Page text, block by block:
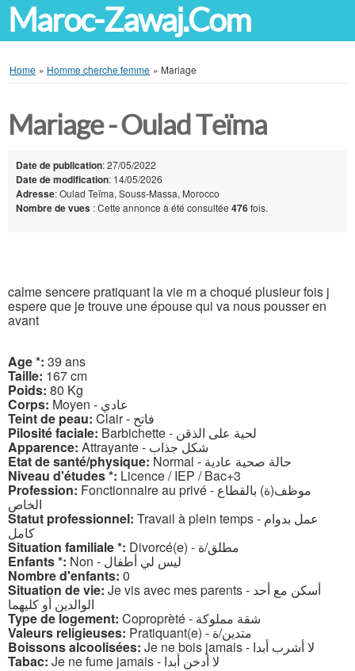
Maroc-Zawaj.Com
Home » Homme cherche femme » Mariage
Mariage - Oulad Teïma
Date de publication: 27/05/2022
Date de modification: 14/05/2026
Adresse: Oulad Teïma, Souss-Massa, Morocco
Nombre de vues : Cette annonce à été consultée 476fois.
calme sencere pratiquant la vie m a choqué plusieur fois j
espere que je trouve une épouse qui va nous pousser en
avant
Age *: 39 ans
Taille: 167 cm
Poids: 80 Kg
Corps: Moyen - عادي
Teint de peau: Clair - فاتح
Pilosité faciale: Barbichette - لحية على الذقن
Apparence: Attrayante - شكل جذاب
Etat de santé/physique: Normal - حالة صحية عادية
Niveau d'études *: Licence / IEP / Bac+3
Profession: Fonctionnaire au privé - موظف(ة) بالقطاع
الخاص
Statut professionnel: Travail à plein temps - عمل بدوام
كامل
Situation familiale *: Divorcé(e) - مطلق/ة
Enfants *: Non - ليس لي أطفال
Nombre d'enfants: 0
Situation de vie: Je vis avec mes parents - أسكن مع أحد
الوالدين أو كليهما
Type de logement: Coproprèté - شقة مملوكة
Valeurs religieuses: Pratiquant(e) - متدين/ة
Boissons alcoolisées: Je ne bois jamais - لا أشرب أبدا
Tabac:
Je ne fume jamais - لا أدخن أبدا